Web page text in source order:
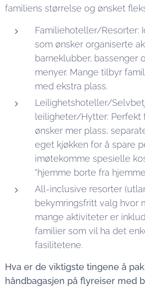
familiens størrelse og ønsket
Familiehoteller/Resorter:
som ønsker organiserte
barneklubber, bassenger
menyer. Mange tilbyr
med ekstra plass.
Leilighetshoteller/
leiligheter/Hytter: Perfekt
ønsker mer plass,
eget kjøkken for å spare
imøtekomme spesielle
"hjemme borte fra
All-inclusive resorter
bekymringsfritt valg hvor
mange aktiviteter er
familier som vil ha det
fasilitetene.
Hva er de viktigste tingene å
håndbagasjen på flyreiser med